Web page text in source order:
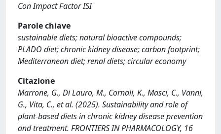
Con Impact Factor ISI
Parole chiave
sustainable diets; natural bioactive compounds;
PLADO diet; chronic kidney disease; carbon footprint;
Mediterranean diet; renal diets; circular economy
Citazione
Marrone, G., Di Lauro, M., Cornali, K., Masci, C., Vanni,
G., Vita, C., et al. (2025). Sustainability and role of
plant-based diets in chronic kidney disease prevention
and treatment. FRONTIERS IN PHARMACOLOGY, 16